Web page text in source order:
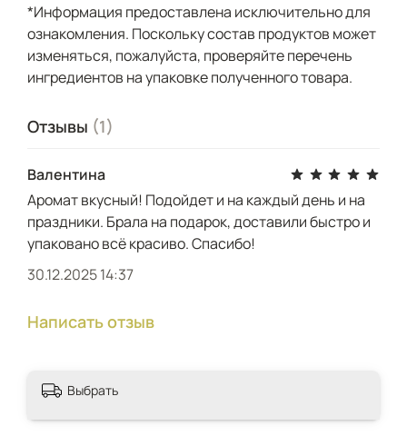
*Информация предоставлена исключительно для
ознакомления. Поскольку состав продуктов может
изменяться, пожалуйста, проверяйте перечень
ингредиентов на упаковке полученного товара.
Отзывы (1)
Валентина
Аромат вкусный! Подойдет и на каждый день и на
праздники. Брала на подарок, доставили быстро и
упаковано всё красиво. Спасибо!
30.12.2025 14:37
Написать отзыв
Выбрать